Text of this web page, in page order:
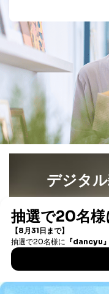
C.代理人様による
開示等のご請求を
合は、前項の書類
い。
ご本人様が委
録証明書を添
代理人様が親
状に代えて、
しくは抄本、
可能です。
代理人本人で
下記書類のう
・運転免許証
・住民票の写し
・健康保険証
D.手数料について
利用目的の通
いては、1回の
郵送料：860
(2024年10月1日
デジタ
書籍）